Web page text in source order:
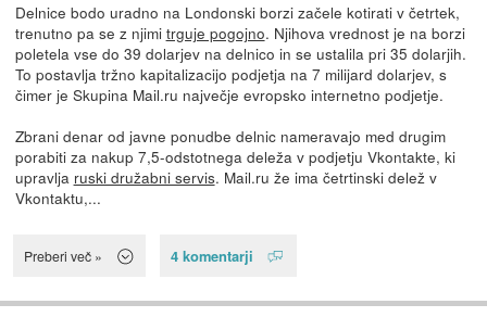
Delnice bodo uradno na Londonski borzi začele kotirati v četrtek,
trenutno pa se z njimi trguje pogojno. Njihova vrednost je na borzi
poletela vse do 39 dolarjev na delnico in se ustalila pri 35 dolarjih.
To postavlja tržno kapitalizacijo podjetja na 7 milijard dolarjev, s
čimer je Skupina Mail.ru največje evropsko internetno podjetje.
Zbrani denar od javne ponudbe delnic nameravajo med drugim
porabiti za nakup 7,5-odstotnega deleža v podjetju Vkontakte, ki
upravlja ruski družabni servis. Mail.ru že ima četrtinski delež v
Vkontaktu,...
Preberi več » 4 komentarji